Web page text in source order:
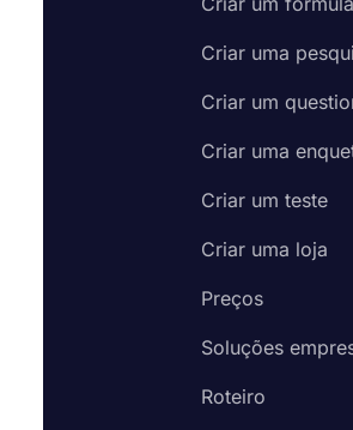
Criar uma
Criar um
Criar uma
Criar um teste
Criar uma loja
Preços
Soluções
Roteiro